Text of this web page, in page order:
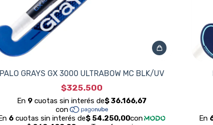
PALO GRAYS GX 3000 ULTRABOW MC BLK/UV
$325.500